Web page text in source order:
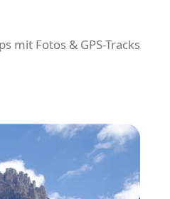
mit Fotos & GPS-Tracks